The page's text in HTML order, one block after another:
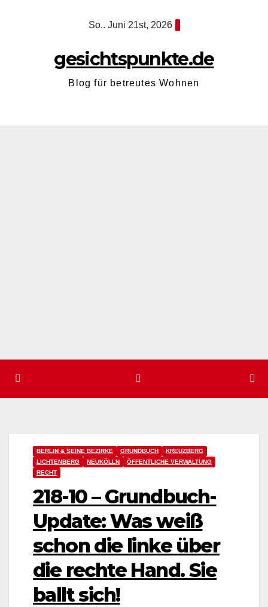
So.. Juni 21st, 2026
gesichtspunkte.de
Blog für betreutes Wohnen
BERLIN & SEINE BEZIRKE GRUNDBUCH
KREUZBERG
LICHTENBERG
NEUKÖLLN
ÖFFENTLICHE VERWALTUNG
RECHT
218-10 – Grundbuch-
Update: Was weiß
schon die linke über
die rechte Hand. Sie
ballt sich!